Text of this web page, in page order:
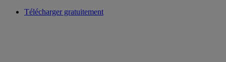
Télécharger gratuitement